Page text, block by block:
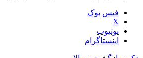
فیس بوک
X
یوتیوب
اینستاگرام